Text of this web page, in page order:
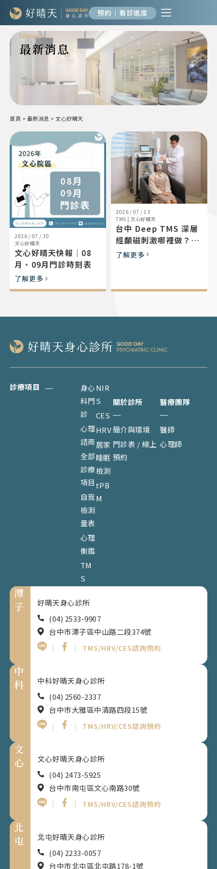
預約｜看診進度
News
最新消息
首頁 >最新消息 > 文心好晴天
2026 / 07 / 30
文心好晴天
文心好晴天快報｜08
月、09月門診時刻表
了解更多
2026 / 07 / 13
TMS | 文心好晴天
台中 Deep TMS 深層
經顱磁刺激哪裡做？文
心好晴天
了解更多
診療項目
身心
科門
診
心理
諮商
全部
診療
項目
自我
檢測
量表
心理
衡鑑
TM
S
NIR
S
CES
HRV
居家
睡眠
檢測
tPB
M
關於診所
簡介與環境
門診表 / 線上
預約
醫療團隊
醫師
心理師
潭
子
好晴天身心診所
(04) 2533-9907
台中市潭子區中山路二段374號
｜
｜ TMS/HRV/CES諮詢預約
中
科
中科好晴天身心診所
(04) 2560-2337
台中市大雅區中清路四段15號
｜
｜ TMS/HRV/CES諮詢預約
文
心
文心好晴天身心診所
(04) 2473-5925
台中市南屯區文心南路30號
｜
｜ TMS/HRV/CES諮詢預約
北
屯
北屯好晴天身心診所
(04) 2233-0057
台中市北屯區北屯路178-1號